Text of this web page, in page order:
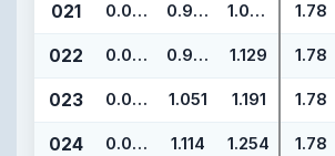
021 0.070 0.926 1.066 1.78
022 0.070 0.989 1.129 1.78
023 0.070 1.051 1.191 1.78
024 0.070 1.114 1.254 1.78